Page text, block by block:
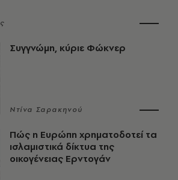
Συγγνώμη, κύριε Φώκνερ
Ντίνα Σαρακηνού
Πώς η Ευρώπη χρηματοδοτεί τα
ισλαμιστικά δίκτυα της
οικογένειας Ερντογάν